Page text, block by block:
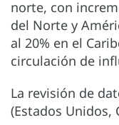
norte, con
del Norte y
al 20% en el
circulación de
La revisión de
(Estados Unidos,